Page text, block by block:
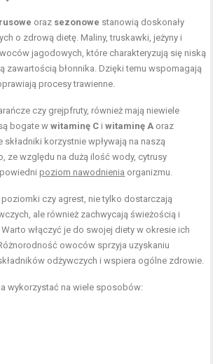
oraz sezonowe stanowią doskonały
o zdrową dietę. Maliny, truskawki, jeżyny i
jagodowych, które charakteryzują się niską
zawartością błonnika. Dzięki temu wspomagają
procesy trawienne.
czy grejpfruty, również mają niewiele
bogate wwitaminę C iwitaminę A oraz
składniki korzystnie wpływają na naszą
ze względu na dużą ilość wody, cytrusy
poziom nawodnienia organizmu.
poziomki czy agrest, nie tylko dostarczają
ale również zachwycają świeżością i
włączyć je do swojej diety w okresie ich
owoców sprzyja uzyskaniu
odżywczych i wspiera ogólne zdrowie.
wykorzystać na wiele sposobów: